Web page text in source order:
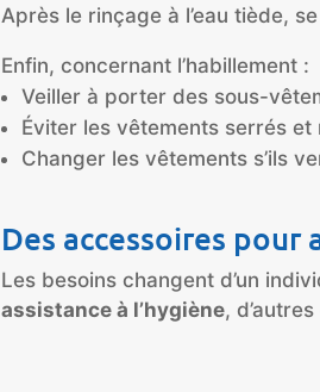
Après le rinçage à l’eau tiède,
Enfin, concernant l’habillement :
Veiller à porter des sous-
Éviter les vêtements serrés
Changer les vêtements s’ils
Des accessoires
Les besoins changent d’un
assistance à l’hygiène, d’autres